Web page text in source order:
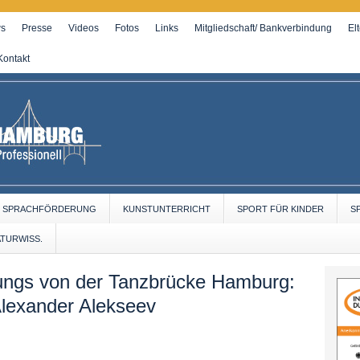
Presse Videos Fotos Links Mitgliedschaft/ Bankverbindung
SPRACHFÖRDERUNG KUNSTUNTERRICHT SPORT FÜR KINDER
von der Tanzbrücke Hamburg:
Alekseev